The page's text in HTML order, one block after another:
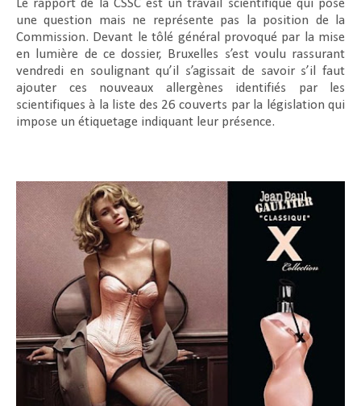
Le rapport de la CSSC est un travail scientifique qui pose
une question mais ne représente pas la position de la
Commission. Devant le tôlé général provoqué par la mise
en lumière de ce dossier, Bruxelles s’est voulu rassurant
vendredi en soulignant qu’il s’agissait de savoir s’il faut
ajouter ces nouveaux allergènes identifiés par les
scientifiques à la liste des 26 couverts par la législation qui
impose un étiquetage indiquant leur présence.